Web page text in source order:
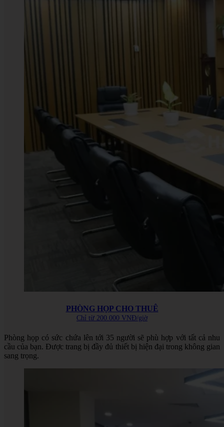
PHÒNG HỌP CHO THUÊ
Chỉ từ 200.000 VNĐ/giờ
Phòng họp có sức chứa lên tới 35 người sẽ phù hợp với tất cả nhu
cầu của bạn. Được trang bị đầy đủ thiết bị hiện đại trong không gian
sang trọng.